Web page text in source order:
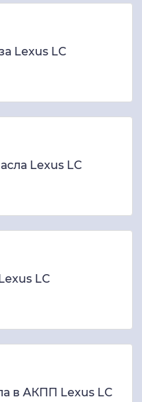
Lexus LC
Lexus LC
LC
в АКПП Lexus LC